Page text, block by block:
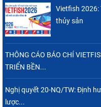
Vietfish 2026:
thủy sản
THÔNG CÁO BÁO CHÍ
TRIỂN BỀN...
Nghị quyết 20-NQ/TW: Định
lược...